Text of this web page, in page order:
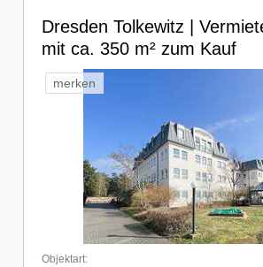
Dresden Tolkewitz |
mit ca. 350 m² zum Kauf
merken
Objektart: